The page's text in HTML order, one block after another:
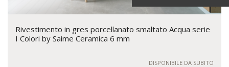
Rivestimento in gres porcellanato smaltato Acqua serie
I Colori by Saime Ceramica 6 mm
DISPONIBILE DA SUBITO